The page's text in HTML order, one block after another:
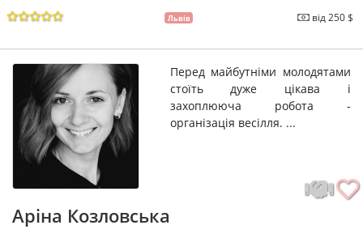
Львів від 250 $
Перед майбутніми молодятами
стоїть дуже цікава і
захоплююча робота -
організація весілля. ...
Аріна Козловська